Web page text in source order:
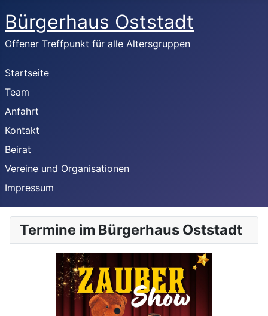
Bürgerhaus Oststadt
Offener Treffpunkt für alle Altersgruppen
Startseite
Team
Anfahrt
Kontakt
Beirat
Vereine und Organisationen
Impressum
Termine im Bürgerhaus Oststadt